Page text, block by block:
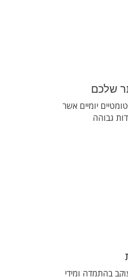
שלכם
יומיים אשר
גבוהה
בהתמדה ומידי